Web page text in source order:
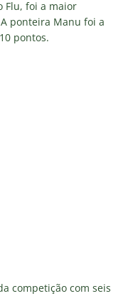
Flu, foi a maior
ponteira Manu foi a
pontos.
competição com seis